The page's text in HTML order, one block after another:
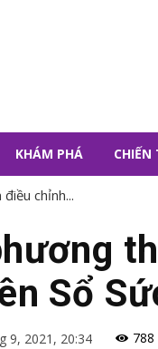
KHÁM PHÁ CHIẾN
chỉnh...
Sổ
9, 2021, 20:34 788